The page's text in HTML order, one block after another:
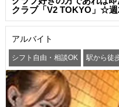
クラブ「V2 TOKYO」☆週
アルバイト
シフト自由・相談OK 駅から徒